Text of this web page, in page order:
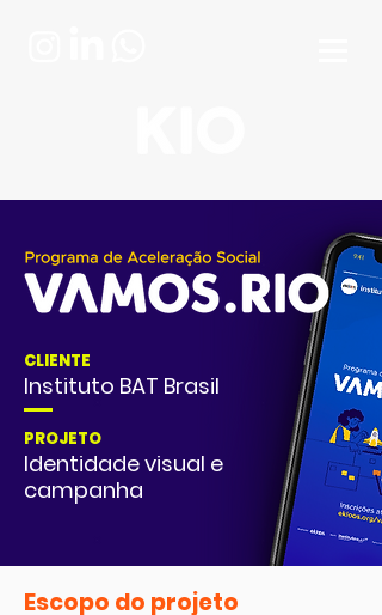
CLIENTE
Instituto BAT Brasil
PROJETO
Identidade visual e
campanha
Escopo do projeto